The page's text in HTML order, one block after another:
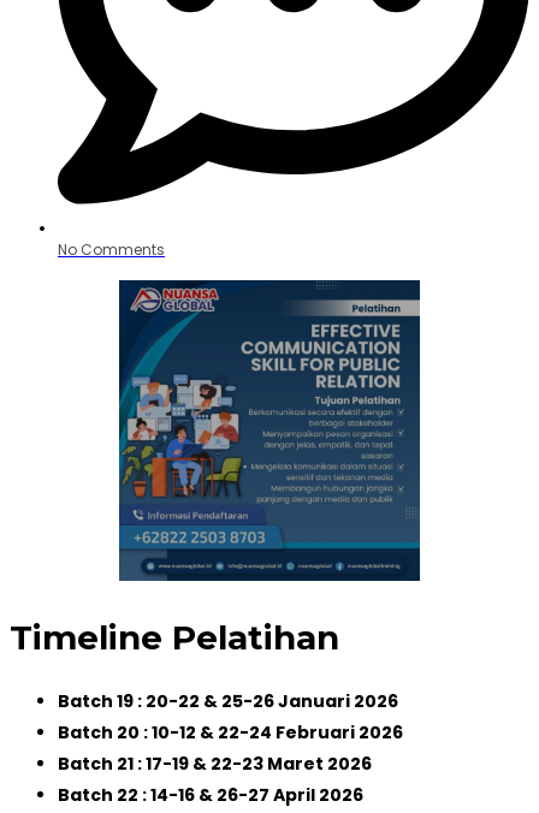
No Comments
Timeline Pelatihan
Batch 19 : 20-22 & 25-26 Januari 2026
Batch 20 : 10-12 & 22-24 Februari 2026
Batch 21 : 17-19 & 22-23 Maret 2026
Batch 22 : 14-16 & 26-27 April 2026